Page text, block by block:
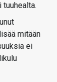
mitään
ei